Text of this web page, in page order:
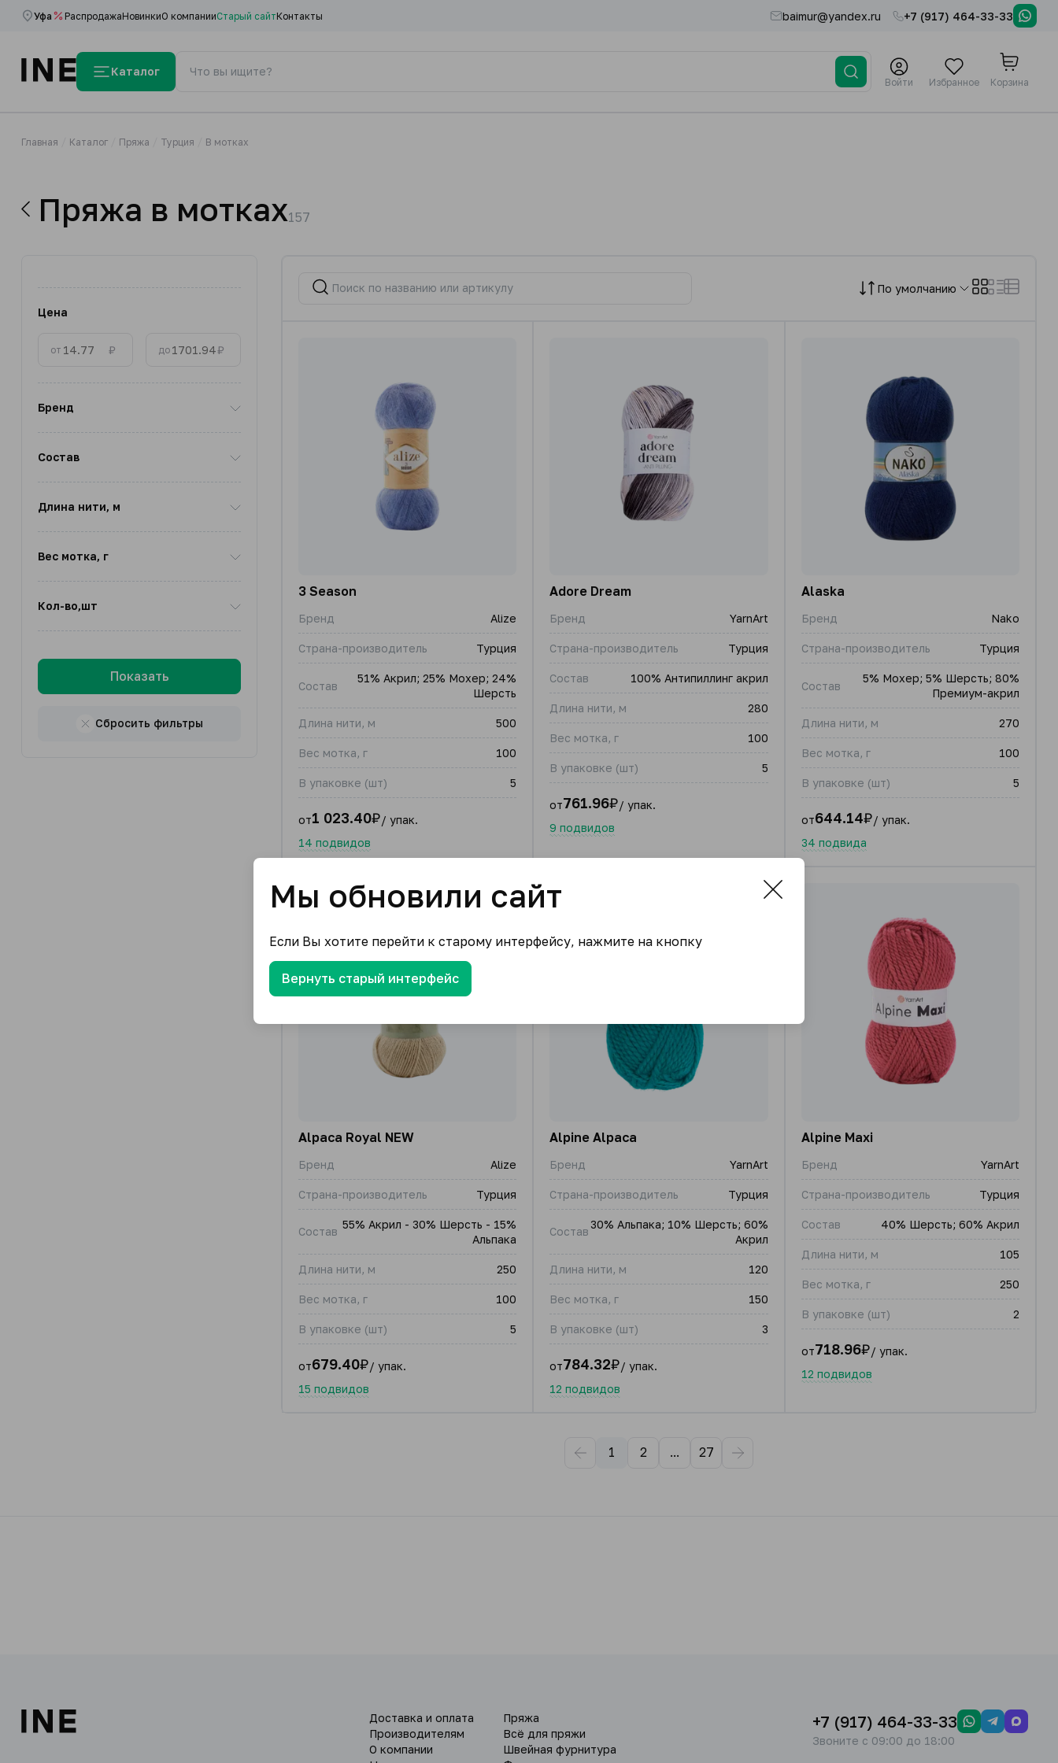
Уфа РаспродажаНовинкиО компанииСтарый сайтКонтакты baimur@yandex.ru +7 (917) 464-33-33
Каталог
Войти Избранное Корзина
Главная Каталог Пряжа Турция В мотках
Пряжа в мотках157
Цена
от ₽ до ₽
Бренд
Состав
Длина нити, м
Вес мотка, г
Кол-во,шт
Показать
Сбросить фильтры
По умолчанию
3 Season
Бренд Alize
Страна-производитель Турция
Состав
51% Акрил; 25% Мохер; 24%
Шерсть
Длина нити, м 500
Вес мотка, г 100
В упаковке (шт) 5
от1 023.40₽/ упак.
14 подвидов
Adore Dream
Бренд YarnArt
Страна-производитель Турция
Состав 100% Антипиллинг акрил
Длина нити, м 280
Вес мотка, г 100
В упаковке (шт) 5
от761.96₽/ упак.
9 подвидов
Alaska
Бренд Nako
Страна-производитель Турция
Состав
5% Мохер; 5% Шерсть; 80%
Премиум-акрил
Длина нити, м 270
Вес мотка, г 100
В упаковке (шт) 5
от644.14₽/ упак.
34 подвида
Alpaca Royal NEW
Бренд Alize
Страна-производитель Турция
Состав
55% Акрил - 30% Шерсть - 15%
Альпака
Длина нити, м 250
Вес мотка, г 100
В упаковке (шт) 5
от679.40₽/ упак.
15 подвидов
Alpine Alpaca
Бренд YarnArt
Страна-производитель Турция
Состав
30% Альпака; 10% Шерсть; 60%
Акрил
Длина нити, м 120
Вес мотка, г 150
В упаковке (шт) 3
от784.32₽/ упак.
12 подвидов
Alpine Maxi
Бренд YarnArt
Страна-производитель Турция
Состав 40% Шерсть; 60% Акрил
Длина нити, м 105
Вес мотка, г 250
В упаковке (шт) 2
от718.96₽/ упак.
12 подвидов
1 2 ... 27
Доставка и оплата
Производителям
О компании
Пряжа
Всё для пряжи
Швейная фурнитура
+7 (917) 464-33-33
Звоните с 09:00 до 18:00
Мы обновили сайт
Если Вы хотите перейти к старому интерфейсу, нажмите на кнопку
Вернуть старый интерфейс